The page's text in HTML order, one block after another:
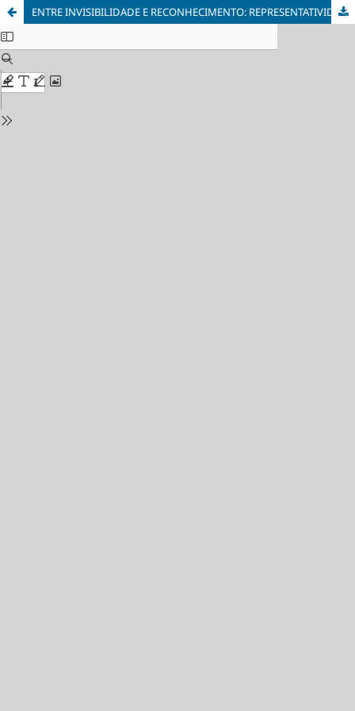
ENTRE INVISIBILIDADE E RECONHECIMENTO: REPRESENTATIVIDADE SURDA E CONSTRUÇÃO IDENTITÁRIA NA ATUALIDADE